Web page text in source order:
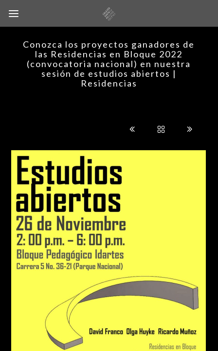
Conozca los proyectos ganadores de
las Residencias en Bloque 2022
(convocatoria nacional) en nuestra
sesión de estudios abiertos |
Residencias